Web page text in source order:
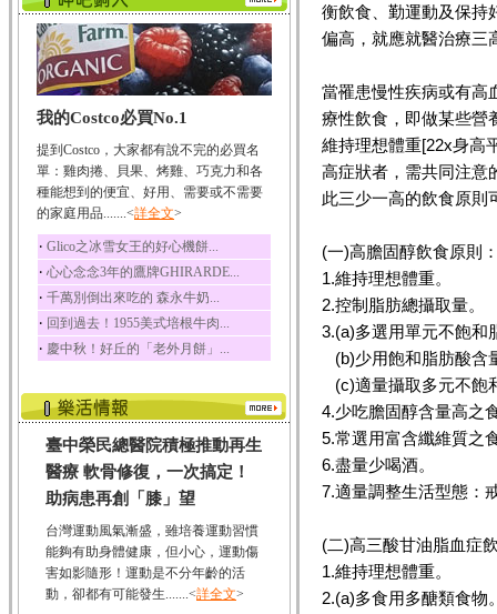
咖啡
咖啡中的咖啡因會刺激
中樞神經系統，特別...
椰子
椰子含有糖類、脂肪、
荔枝
荔枝性質溫和所含的營
養素有醣類、檸檬酸...
五味子
五味子性質溫熱所含營
養成分有揮發油、檸...
草魚
草魚含有維生素A、維生
素C、及豐富的蛋白...
我的Costco必買No.1
提到Costco，大家都有說不完的必買名
單：雞肉捲、貝果、烤雞、巧克力和各
種能想到的便宜、好用、需要或不需要
的家庭用品.......<詳全文>
‧ Glico之冰雪女王的好心機餅...
‧ 心心念念3年的鷹牌GHIRARDE...
‧ 千萬別倒出來吃的 森永牛奶...
‧ 回到過去！1955美式培根牛肉...
‧ 慶中秋！好丘的「老外月餅」...
臺中榮民總醫院積極推動再生
醫療 軟骨修復，一次搞定！
助病患再創「膝」望
台灣運動風氣漸盛，雖培養運動習慣
能夠有助身體健康，但小心，運動傷
害如影隨形！運動是不分年齡的活
動，卻都有可能發生.......<詳全文>
衡飲食、勤運動及保持
偏高，就應就醫治療三
當罹患慢性疾病或有高
療性飲食，即做某些營
維持理想體重[22x身高
高症狀者，需共同注意
此三少一高的飲食原則
(一)高膽固醇飲食原則
1.維持理想體重。
2.控制脂肪總攝取量。
3.(a)多選用單元不飽和
(b)少用飽和脂肪酸含
(c)適量攝取多元不飽
4.少吃膽固醇含量高之
5.常選用富含纖維質之
6.盡量少喝酒。
7.適量調整生活型態：
(二)高三酸甘油脂血症
1.維持理想體重。
2.(a)多食用多醣類食物